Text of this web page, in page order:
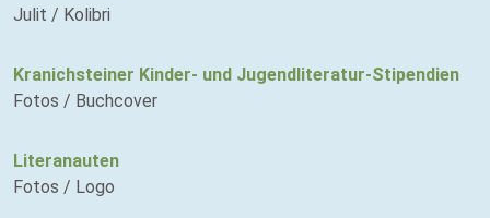
Julit / Kolibri
Kranichsteiner Kinder- und Jugendliteratur-Stipendien
Fotos / Buchcover
Literanauten
Fotos / Logo